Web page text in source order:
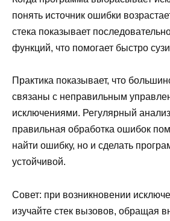
понять источник ошибки
стека показывает
функций, что помогает быстро
Практика показывает, что
связаны с неправильным
исключениями. Регулярный
правильная обработка ошибок
найти ошибку, но и сделать
устойчивой.
Совет: при возникновении
изучайте стек вызовов, обращая